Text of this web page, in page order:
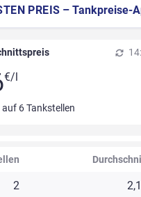
PREIS – Tankpreise-
€/l
auf 6Tankstellen
2